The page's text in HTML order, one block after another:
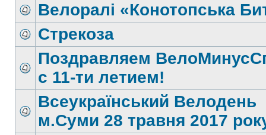
Велоралі «Конотопська
Стрекоза
Поздравляем
c 11-ти летием!
Всеукраїнський Велодень
м.Суми 28 травня 2017